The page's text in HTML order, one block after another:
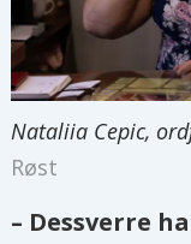
Nataliia Cepic,
Røst
– Dessverre